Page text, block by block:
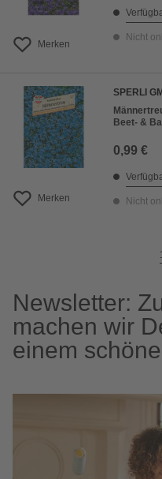
Bewertung
Merken
Nicht
Merken
SPERLI
Beet- &
0,99 €
Nicht
Newsletter:
machen wir
einem